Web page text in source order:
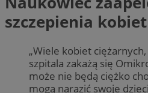
szczepienia
„Wiele kobiet
szpitala zakażą się
może nie będą ciężko
mogą narazić swoje